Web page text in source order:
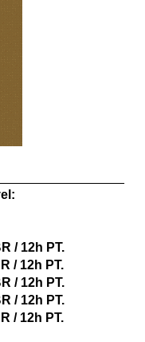
/ 12h PT.
/ 12h PT.
/ 12h PT.
/ 12h PT.
/ 12h PT.